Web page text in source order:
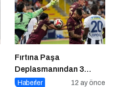
Fırtına Paşa
Deplasmanından 3
Puanla Ayrıldı
Haberler 12 ay önce